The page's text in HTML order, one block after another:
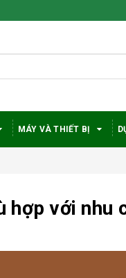
MÁY VÀ THIẾT BỊ
hợp với nhu